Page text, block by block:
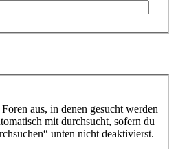
aus, in denen gesucht werden
mit durchsucht, sofern du
unten nicht deaktivierst.